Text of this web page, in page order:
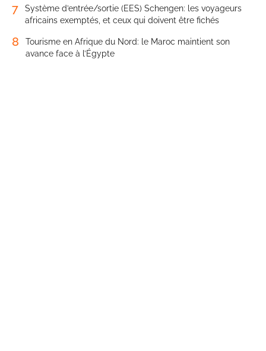
7
Système d’entrée/sortie (EES) Schengen: les voyageurs
africains exemptés, et ceux qui doivent être fichés
8
Tourisme en Afrique du Nord: le Maroc maintient son
avance face à l’Égypte